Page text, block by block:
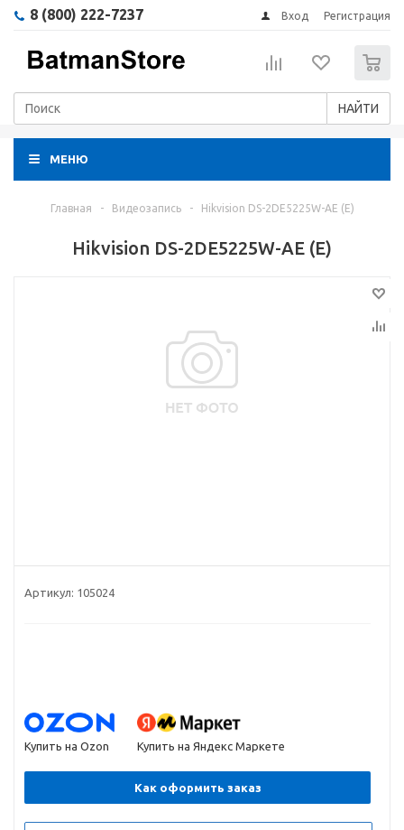
8 (800) 222-7237 Вход Регистрация
НАЙТИ
МЕНЮ
Главная - Видеозапись - Hikvision DS-2DE5225W-AE (E)
Hikvision DS-2DE5225W-AE (E)
Артикул: 105024
Купить на Ozon Купить на Яндекс Маркете
Как оформить заказ